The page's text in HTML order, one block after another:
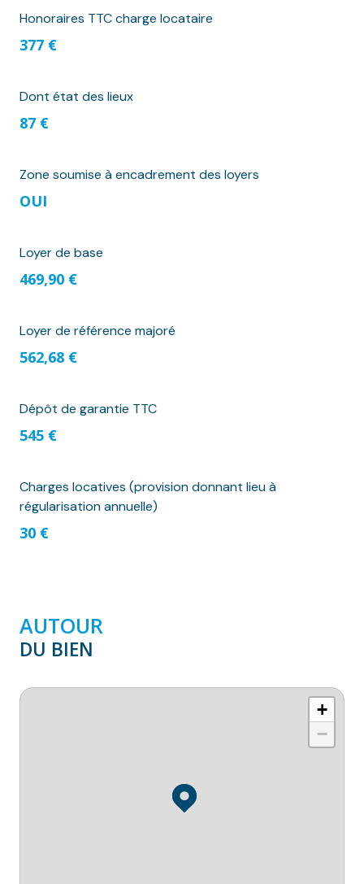
Honoraires TTC charge locataire
377 €
Dont état des lieux
87 €
Zone soumise à encadrement des loyers
OUI
Loyer de base
469,90 €
Loyer de référence majoré
562,68 €
Dépôt de garantie TTC
545 €
Charges locatives (provision donnant lieu à
régularisation annuelle)
30 €
AUTOUR
DU BIEN
+
−